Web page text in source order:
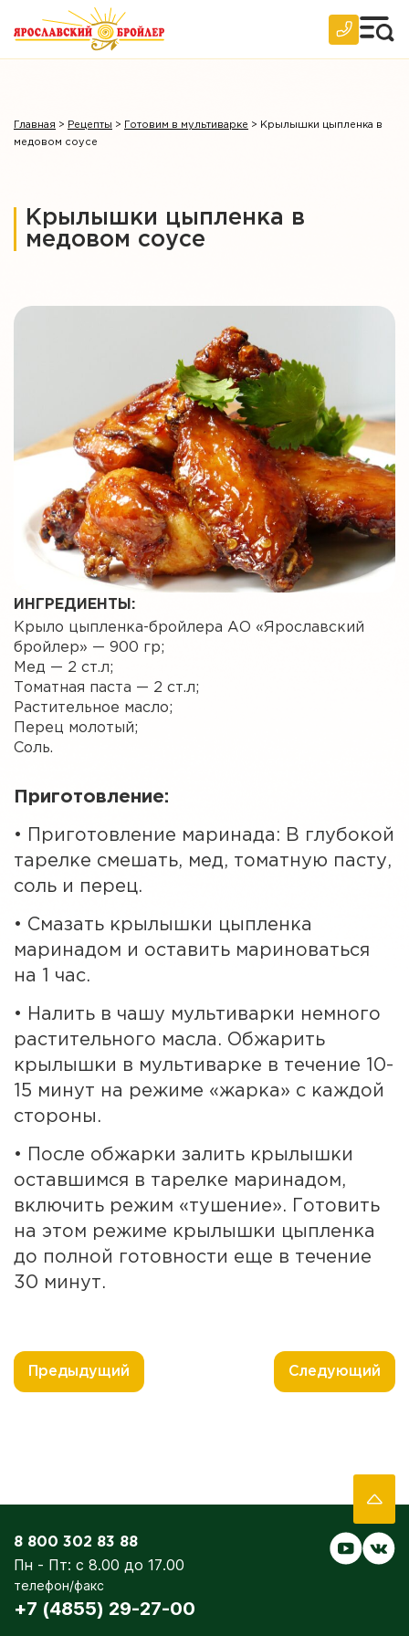
Главная > Рецепты > Готовим в мультиварке > Крылышки цыпленка в
медовом соусе
Крылышки цыпленка в
медовом соусе
ИНГРЕДИЕНТЫ:
Крыло цыпленка-бройлера АО «Ярославский
бройлер» — 900 гр;
Мед — 2 ст.л;
Томатная паста — 2 ст.л;
Растительное масло;
Перец молотый;
Соль.
Приготовление:
• Приготовление маринада: В глубокой
тарелке смешать, мед, томатную пасту,
соль и перец.
• Смазать крылышки цыпленка
маринадом и оставить мариноваться
на 1 час.
• Налить в чашу мультиварки немного
растительного масла. Обжарить
крылышки в мультиварке в течение 10-
15 минут на режиме «жарка» с каждой
стороны.
• После обжарки залить крылышки
оставшимся в тарелке маринадом,
включить режим «тушение». Готовить
на этом режиме крылышки цыпленка
до полной готовности еще в течение
30 минут.
Предыдущий Следующий
8 800 302 83 88
Пн - Пт: с 8.00 до 17.00
телефон/факс
+7 (4855) 29-27-00